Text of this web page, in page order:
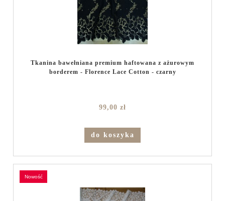
Tkanina bawełniana premium haftowana z ażurowym
borderem - Florence Lace Cotton - czarny
99,00 zł
do koszyka